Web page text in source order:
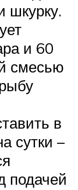
шкурку.
и 60
смесью
в
сутки –
подачей